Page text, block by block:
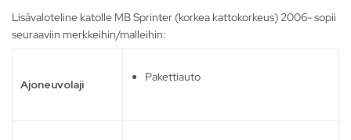
Lisävaloteline katolle MB Sprinter (korkea kattokorkeus) 2006- sopii
seuraaviin merkkeihin/malleihin:
Ajoneuvolaji
Pakettiauto